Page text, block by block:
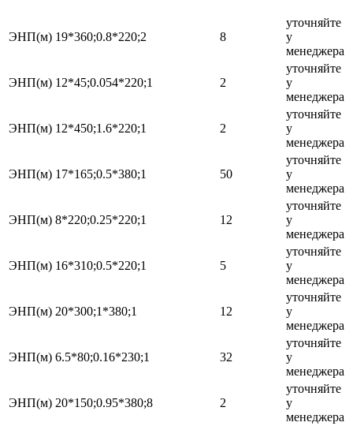
ЭНП(м) 19*360;0.8*220;2 8
уточняйте
у
менеджера
ЭНП(м) 12*45;0.054*220;1 2
уточняйте
у
менеджера
ЭНП(м) 12*450;1.6*220;1 2
уточняйте
у
менеджера
ЭНП(м) 17*165;0.5*380;1 50
уточняйте
у
менеджера
ЭНП(м) 8*220;0.25*220;1 12
уточняйте
у
менеджера
ЭНП(м) 16*310;0.5*220;1 5
уточняйте
у
менеджера
ЭНП(м) 20*300;1*380;1 12
уточняйте
у
менеджера
ЭНП(м) 6.5*80;0.16*230;1 32
уточняйте
у
менеджера
ЭНП(м) 20*150;0.95*380;8 2
уточняйте
у
менеджера